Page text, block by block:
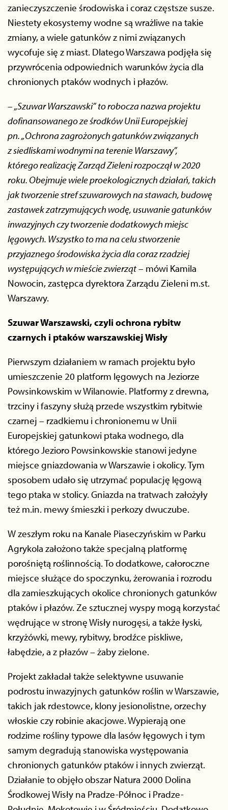
zanieczyszczenie środowiska i coraz częstsze susze.
Niestety ekosystemy wodne są wrażliwe na takie
zmiany, a wiele gatunków z nimi związanych
wycofuje się z miast. Dlatego Warszawa podjęła się
przywrócenia odpowiednich warunków życia dla
chronionych ptaków wodnych i płazów.
– „Szuwar Warszawski” to robocza nazwa projektu
dofinansowanego ze środków Unii Europejskiej
pn. „Ochrona zagrożonych gatunków związanych
z siedliskami wodnymi na terenie Warszawy”,
którego realizację Zarząd Zieleni rozpoczął w 2020
roku. Obejmuje wiele proekologicznych działań, takich
jak tworzenie stref szuwarowych na stawach, budowę
zastawek zatrzymujących wodę, usuwanie gatunków
inwazyjnych czy tworzenie dodatkowych miejsc
lęgowych. Wszystko to ma na celu stworzenie
przyjaznego środowiska życia dla coraz rzadziej
występujących w mieście zwierząt– mówi Kamila
Nowocin, zastępca dyrektora Zarządu Zieleni m.st.
Warszawy.
Szuwar Warszawski, czyli ochrona rybitw
czarnych i ptaków warszawskiej Wisły
Pierwszym działaniem w ramach projektu było
umieszczenie 20 platform lęgowych na Jeziorze
Powsinkowskim w Wilanowie. Platformy z drewna,
trzciny i faszyny służą przede wszystkim rybitwie
czarnej – rzadkiemu i chronionemu w Unii
Europejskiej gatunkowi ptaka wodnego, dla
którego Jezioro Powsinkowskie stanowi jedyne
miejsce gniazdowania w Warszawie i okolicy. Tym
sposobem udało się utrzymać populację lęgową
tego ptaka w stolicy. Gniazda na tratwach założyły
też m.in. mewy śmieszki i perkozy dwuczube.
W zeszłym roku na Kanale Piaseczyńskim w Parku
Agrykola założono także specjalną platformę
porośniętą roślinnością. To dodatkowe, całoroczne
miejsce służące do spoczynku, żerowania i rozrodu
dla zamieszkujących okolice chronionych gatunków
ptaków i płazów. Ze sztucznej wyspy mogą korzystać
wędrujące w stronę Wisły nurogęsi, a także łyski,
krzyżówki, mewy, rybitwy, brodźce piskliwe,
łabędzie, a z płazów – żaby zielone.
Projekt zakładał także selektywne usuwanie
podrostu inwazyjnych gatunków roślin w Warszawie,
takich jak rdestowce, klony jesionolistne, orzechy
włoskie czy robinie akacjowe. Wypierają one
rodzime rośliny typowe dla lasów łęgowych i tym
samym degradują stanowiska występowania
chronionych gatunków ptaków i innych zwierząt.
Działanie to objęło obszar Natura 2000 Dolina
Środkowej Wisły na Pradze-Północ i Pradze-